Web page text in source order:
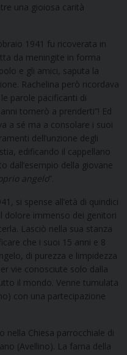
una gioiosa carità
1941 fu ricoverata in
da meningite in forma
e gli amici, saputa la
Rachelina però ricordava
parole pacificanti di
tornerò a prenderti”! Ed
a sé ma a consolare i suoi
dell’unzione degli
edificando il cappellano
dall’esempio della giovane
angelo”.
si spense all’età di quindici
dolore immenso dei genitori
Lasciò nella sua stanza
che i suoi 15 anni e 8
di purezza e limpidezza
vie conosciute solo dalla
il mondo. Venne tumulata
con una partecipazione
nella Chiesa parrocchiale di
(Avellino). La fama della